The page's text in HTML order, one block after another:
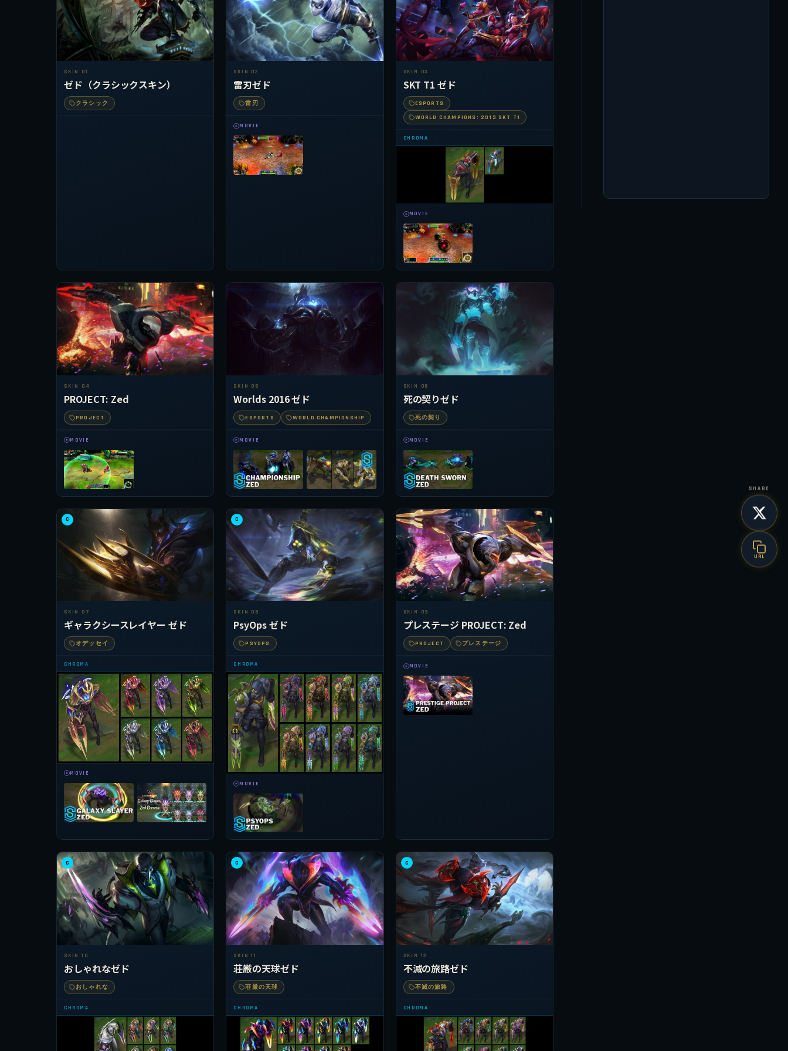
SHARE
URL
SKIN 01
ゼド（クラシックスキン）
クラシック
SKIN 02
雷刃ゼド
雷刃
MOVIE
SKIN 03
SKT T1 ゼド
ESPORTS
WORLD CHAMPIONS: 2013 SKT T1
CHROMA
MOVIE
SKIN 04
PROJECT: Zed
PROJECT
MOVIE
SKIN 05
Worlds 2016 ゼド
ESPORTS WORLD CHAMPIONSHIP
MOVIE
SKIN 06
死の契りゼド
死の契り
MOVIE
C
SKIN 07
ギャラクシースレイヤー ゼド
オデッセイ
CHROMA
MOVIE
C
SKIN 08
PsyOps ゼド
PSYOPS
CHROMA
MOVIE
SKIN 09
プレステージ PROJECT: Zed
PROJECT プレステージ
MOVIE
C
SKIN 10
おしゃれなゼド
おしゃれな
CHROMA
C
SKIN 11
荘厳の天球ゼド
荘厳の天球
CHROMA
C
SKIN 12
不滅の旅路ゼド
不滅の旅路
CHROMA